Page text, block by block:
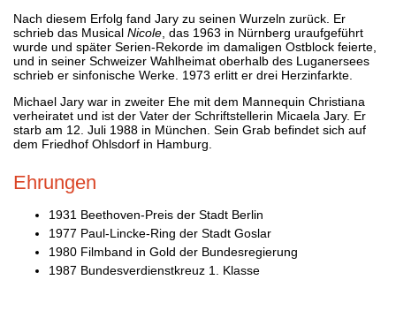
Nach diesem Erfolg fand Jary zu seinen Wurzeln zurück. Er
schrieb das Musical Nicole , das 1963 in Nürnberg uraufgeführt
wurde und später Serien-Rekorde im damaligen Ostblock feierte,
und in seiner Schweizer Wahlheimat oberhalb des Luganersees
schrieb er sinfonische Werke. 1973 erlitt er drei Herzinfarkte.
Michael Jary war in zweiter Ehe mit dem Mannequin Christiana
verheiratet und ist der Vater der Schriftstellerin Micaela Jary. Er
starb am 12. Juli 1988 in München. Sein Grab befindet sich auf
dem Friedhof Ohlsdorf in Hamburg.
Ehrungen
1931 Beethoven-Preis der Stadt Berlin
1977 Paul-Lincke-Ring der Stadt Goslar
1980 Filmband in Gold der Bundesregierung
1987 Bundesverdienstkreuz 1. Klasse